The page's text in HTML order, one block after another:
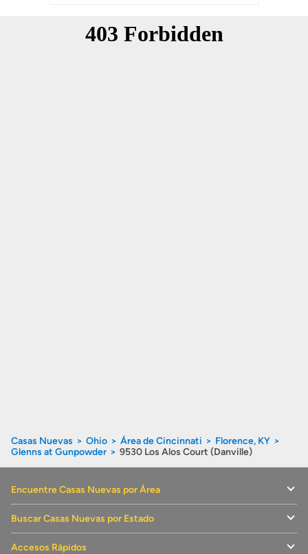
Casas Nuevas Ohio Área de Cincinnati
Florence, KY
Glenns at Gunpowder
9530 Los Alos Court (Danville)
Encuentre Casas Nuevas por Área
Buscar Casas Nuevas por Estado
Accesos Rápidos